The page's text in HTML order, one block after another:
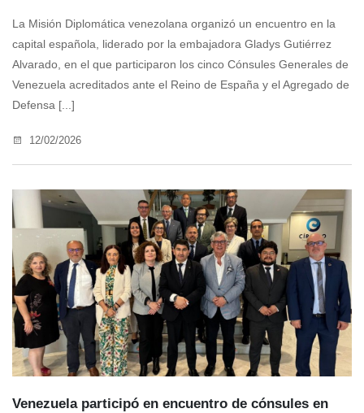
La Misión Diplomática venezolana organizó un encuentro en la
capital española, liderado por la embajadora Gladys Gutiérrez
Alvarado, en el que participaron los cinco Cónsules Generales de
Venezuela acreditados ante el Reino de España y el Agregado de
Defensa [...]
12/02/2026
Venezuela participó en encuentro de cónsules en